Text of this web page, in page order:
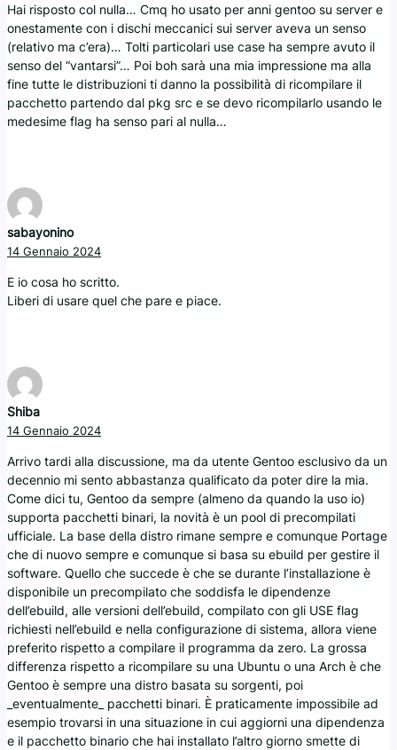
Hai risposto col nulla… Cmq ho usato per anni gentoo su server e
onestamente con i dischi meccanici sui server aveva un senso
(relativo ma c’era)… Tolti particolari use case ha sempre avuto il
senso del “vantarsi”… Poi boh sarà una mia impressione ma alla
fine tutte le distribuzioni ti danno la possibilità di ricompilare il
pacchetto partendo dal pkg src e se devo ricompilarlo usando le
medesime flag ha senso pari al nulla…
sabayonino
14 Gennaio 2024
E io cosa ho scritto.
Liberi di usare quel che pare e piace.
Shiba
14 Gennaio 2024
Arrivo tardi alla discussione, ma da utente Gentoo esclusivo da un
decennio mi sento abbastanza qualificato da poter dire la mia.
Come dici tu, Gentoo da sempre (almeno da quando la uso io)
supporta pacchetti binari, la novità è un pool di precompilati
ufficiale. La base della distro rimane sempre e comunque Portage
che di nuovo sempre e comunque si basa su ebuild per gestire il
software. Quello che succede è che se durante l’installazione è
disponibile un precompilato che soddisfa le dipendenze
dell’ebuild, alle versioni dell’ebuild, compilato con gli USE flag
richiesti nell’ebuild e nella configurazione di sistema, allora viene
preferito rispetto a compilare il programma da zero. La grossa
differenza rispetto a ricompilare su una Ubuntu o una Arch è che
Gentoo è sempre una distro basata su sorgenti, poi
_eventualmente_ pacchetti binari. È praticamente impossibile ad
esempio trovarsi in una situazione in cui aggiorni una dipendenza
e il pacchetto binario che hai installato l’altro giorno smette di